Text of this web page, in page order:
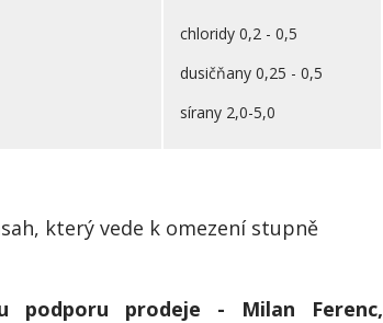
chloridy 0,2 - 0,5
dusičňany 0,25 - 0,5
sírany 2,0-5,0
který vede k omezení stupně
podporu prodeje - Milan Ferenc,